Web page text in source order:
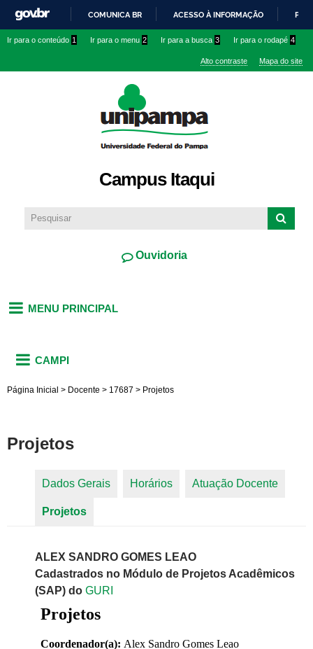
conteúdo
IR
O
COMUNICA BR ACESSO À INFORMAÇÃO
Ir para o conteúdo 1 Ir para o menu 2 Ir para a busca 3 Ir para o rodapé 4
Alto contraste Mapa do site
Campus Itaqui
Ouvidoria
MENU PRINCIPAL
CAMPI
Página Inicial > Docente > 17687 > Projetos
Projetos
Dados Gerais Horários Atuação Docente
Projetos
ALEX SANDRO GOMES LEAO
Cadastrados no Módulo de Projetos Acadêmicos
(SAP) do GURI